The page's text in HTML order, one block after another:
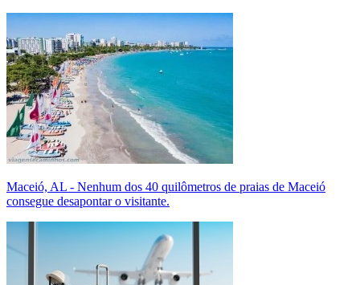
Maceió, AL - Nenhum dos 40 quilômetros de praias de Maceió
consegue desapontar o visitante.